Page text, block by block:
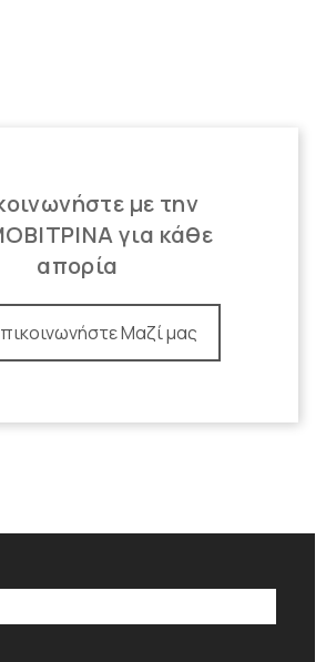
με την
για κάθε
απορία
Μαζί μας